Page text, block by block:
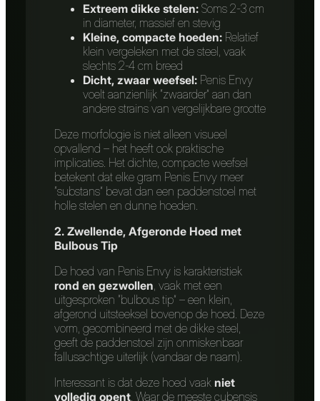
Extreem dikke stelen: Soms 2-3 cm
in diameter, massief en stevig
Kleine, compacte hoeden: Relatief
klein vergeleken met de steel, vaak
slechts 2-4 cm breed
Dicht, zwaar weefsel: Penis Envy
voelt aanzienlijk “zwaarder” aan dan
andere strains van vergelijkbare grootte
Deze morfologie is niet alleen visueel
opvallend – het heeft ook praktische
implicaties. Het dichte, compacte weefsel
betekent dat elke gram Penis Envy meer
“substans” bevat dan een paddenstoel met
holle stelen en dunne hoeden.
2. Zwellende, Afgeronde Hoed met
Bulbous Tip
De hoed van Penis Envy is karakteristiek
rond en gezwollen, vaak met een
uitgesproken “bulbous tip” – een klein,
afgerond uitsteeksel bovenop de hoed. Deze
vorm, gecombineerd met de dikke steel,
geeft de paddenstoel zijn onmiskenbaar
fallusachtige uiterlijk (vandaar de naam).
Interessant is dat deze hoed vaak niet
volledig opent . Waar de meeste cubensis